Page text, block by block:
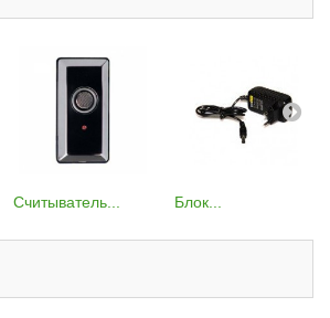
Считыватель... Блок...